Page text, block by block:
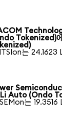
Tokenized)
는 24.1623
Auto (Ondo
는